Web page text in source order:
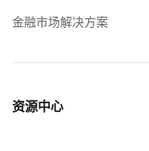
金融市场解决方案
资源中心